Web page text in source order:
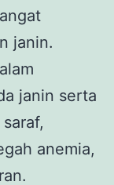
janin.
janin serta
anemia,